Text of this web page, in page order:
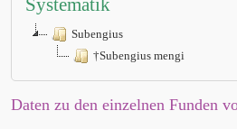
Systematik
Subengius
†Subengius mengi
Daten zu den einzelnen Funden